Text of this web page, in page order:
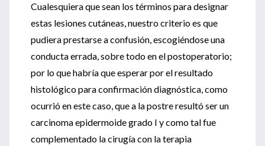
Cualesquiera que sean los términos para designar
estas lesiones cutáneas, nuestro criterio es que
pudiera prestarse a confusión, escogiéndose una
conducta errada, sobre todo en el postoperatorio;
por lo que habría que esperar por el resultado
histológico para confirmación diagnóstica, como
ocurrió en este caso, que a la postre resultó ser un
carcinoma epidermoide grado I y como tal fue
complementado la cirugía con la terapia